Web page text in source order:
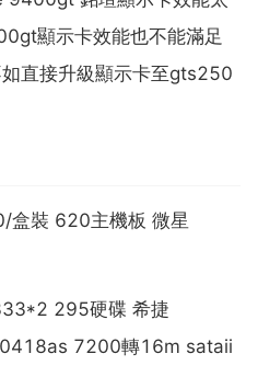
顯示卡效能也不能滿足
直接升級顯示卡至gts250
裝 620主機板 微星
295硬碟 希捷
7200轉16m sataii